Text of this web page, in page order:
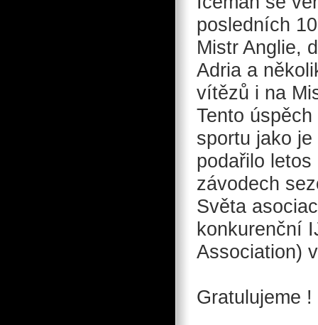
posledních
Mistr Anglie,
Adria a
vítězů i na
Tento
sportu jako
podařilo
závodech
Světa
konkurenční
Association)
Gratulujeme !